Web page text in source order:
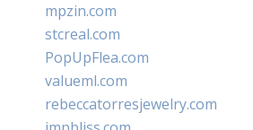
mpzin.com
stcreal.com
PopUpFlea.com
valueml.com
rebeccatorresjewelry.com